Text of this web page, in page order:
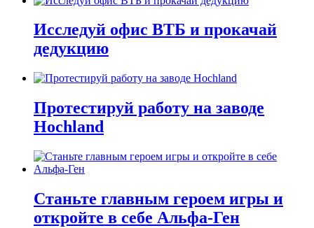
Исследуй офис ВТБ и прокачай
дедукцию
Протестируй работу на заводе
Hochland
Станьте главным героем игры и
откройте в себе Альфа-Ген